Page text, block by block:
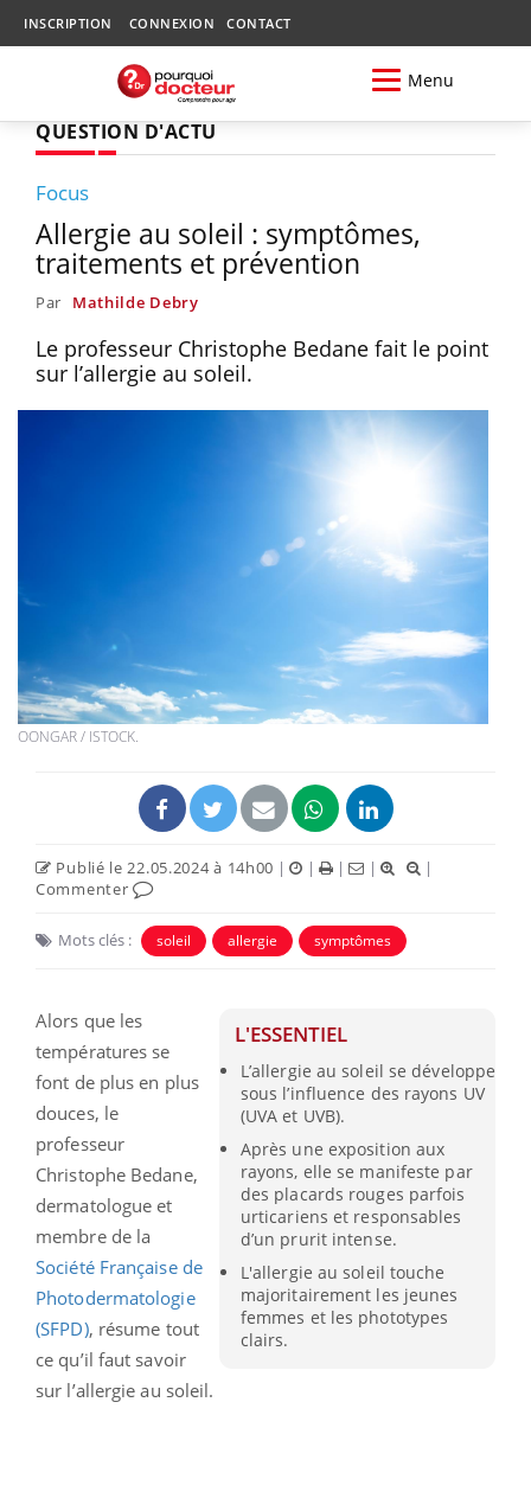
INSCRIPTION CONNEXION CONTACT
Menu
QUESTION D'ACTU
Focus
Allergie au soleil : symptômes,
traitements et prévention
Par Mathilde Debry
Le professeur Christophe Bedane fait le point
sur l’allergie au soleil.
OONGAR / ISTOCK.
Publié le 22.05.2024 à 14h00 | | | |
|
Commenter
Mots clés : soleil allergie symptômes
L'ESSENTIEL
L’allergie au soleil se développe
sous l’influence des rayons UV
(UVA et UVB).
Après une exposition aux
rayons, elle se manifeste par
des placards rouges parfois
urticariens et responsables
d’un prurit intense.
L'allergie au soleil touche
majoritairement les jeunes
femmes et les phototypes
clairs.
Alors que les
températures se
font de plus en plus
douces, le
professeur
Christophe Bedane,
dermatologue et
membre de la
Société Française de
Photodermatologie
(SFPD), résume tout
ce qu’il faut savoir
sur l’allergie au soleil.